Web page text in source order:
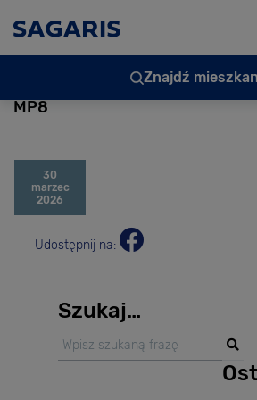
Znajdź
MP8
30
marzec
2026
Udostępnij na:
Szukaj…